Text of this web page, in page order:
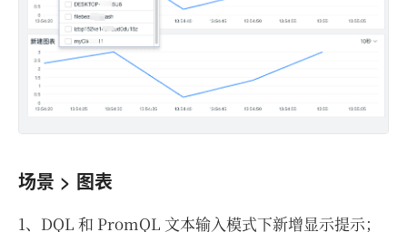
场景 > 图表
1、DQL 和 PromQL 文本输入模式下新增显示提示；